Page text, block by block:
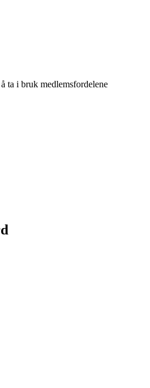
ta i bruk medlemsfordelene